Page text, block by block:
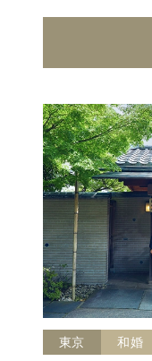
東京 和婚